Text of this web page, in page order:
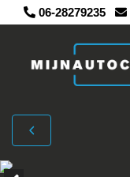
06-28279235